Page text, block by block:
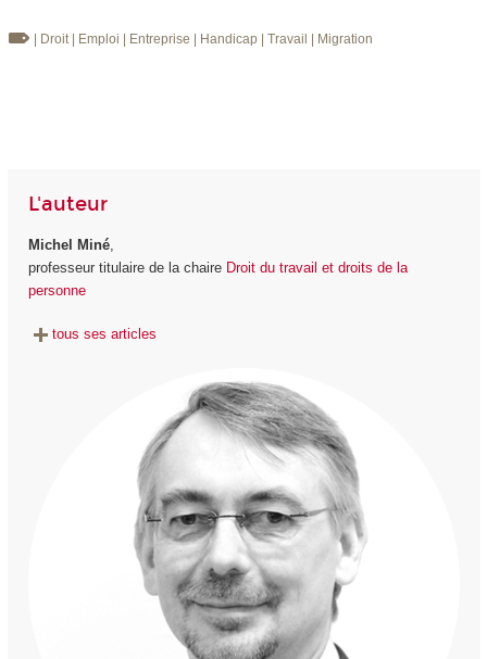
| Droit | Emploi | Entreprise | Handicap | Travail | Migration
L'auteur
Michel Miné,
professeur titulaire de la chaire Droit du travail et droits de la
personne
tous ses articles